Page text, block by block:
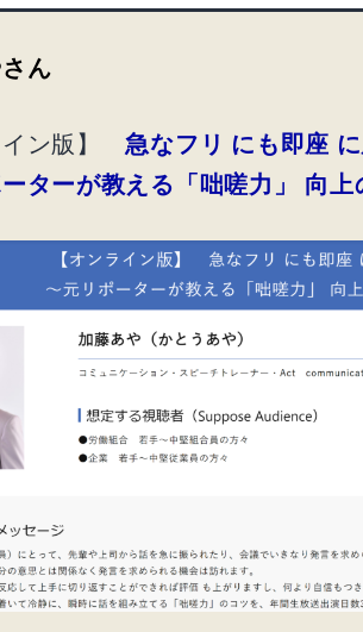
ん
イン版】急なフリ にも即座 に
ターが教える「咄嗟力」 向上